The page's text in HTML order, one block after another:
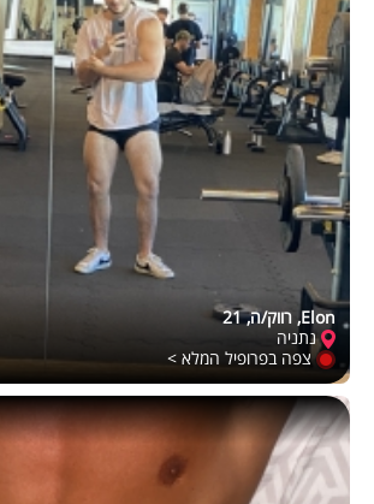
Elon, רווק/ה, 21
נתניה
צפה בפרופיל המלא >